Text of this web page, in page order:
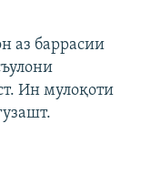
аз баррасии
Ин мулоқоти